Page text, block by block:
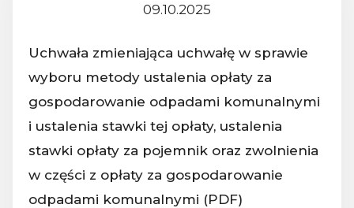
09.10.2025
Uchwała zmieniająca uchwałę w sprawie
wyboru metody ustalenia opłaty za
gospodarowanie odpadami komunalnymi
i ustalenia stawki tej opłaty, ustalenia
stawki opłaty za pojemnik oraz zwolnienia
w części z opłaty za gospodarowanie
odpadami komunalnymi (PDF)